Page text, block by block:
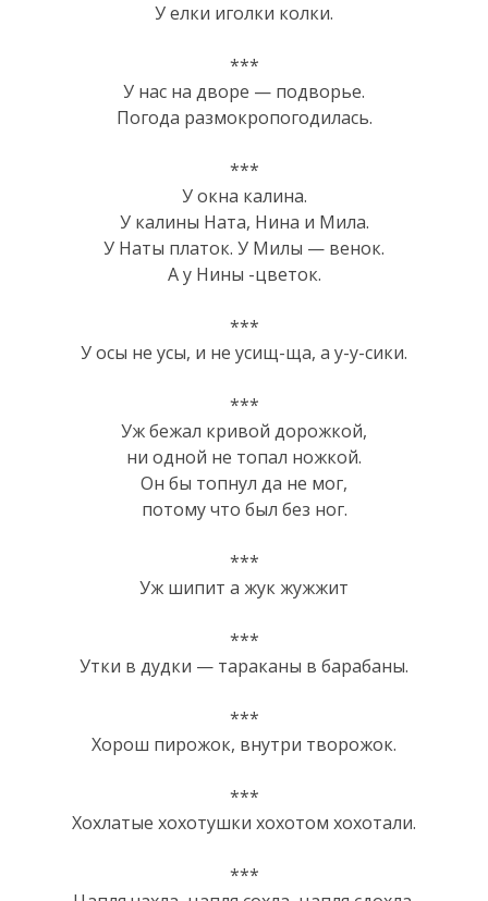
У елки иголки колки.
***
У нас на дворе — подворье.
Погода размокропогодилась.
***
У окна калина.
У калины Ната, Нина и Мила.
У Наты платок. У Милы — венок.
А у Нины -цветок.
***
У осы не усы, и не усищ-ща, а у-у-сики.
***
Уж бежал кривой дорожкой,
ни одной не топал ножкой.
Он бы топнул да не мог,
потому что был без ног.
***
Уж шипит а жук жужжит
***
Утки в дудки — тараканы в барабаны.
***
Хорош пирожок, внутри творожок.
***
Хохлатые хохотушки хохотом хохотали.
***